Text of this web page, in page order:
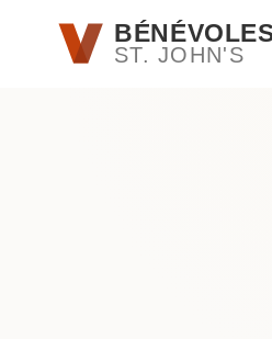
Passer au contenu principal
ST. JOHN'S